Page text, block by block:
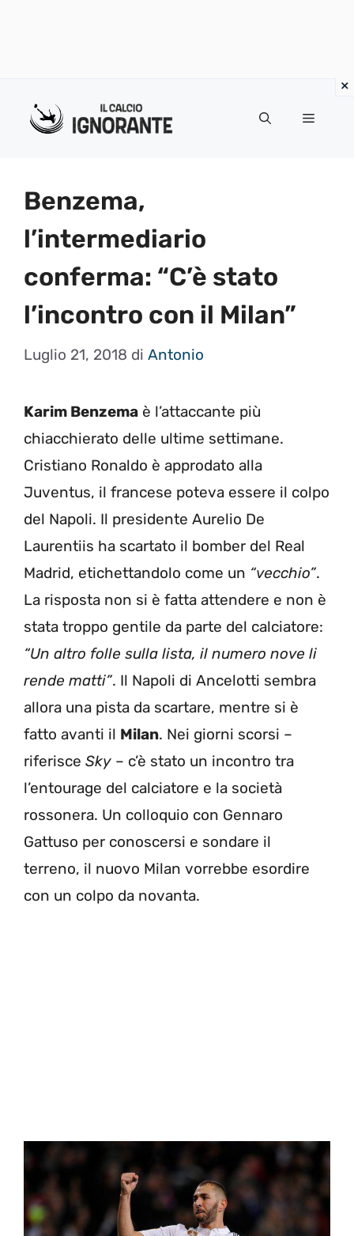
Menu
Benzema,
l’intermediario
conferma: “C’è stato
l’incontro con il Milan”
Luglio 21, 2018 di Antonio
Karim Benzema è l’attaccante più
chiacchierato delle ultime settimane.
Cristiano Ronaldo è approdato alla
Juventus, il francese poteva essere il colpo
del Napoli. Il presidente Aurelio De
Laurentiis ha scartato il bomber del Real
Madrid, etichettandolo come un “vecchio”.
La risposta non si è fatta attendere e non è
stata troppo gentile da parte del calciatore:
“Un altro folle sulla lista, il numero nove li
rende matti”. Il Napoli di Ancelotti sembra
allora una pista da scartare, mentre si è
fatto avanti il Milan. Nei giorni scorsi –
riferisce Sky – c’è stato un incontro tra
l’entourage del calciatore e la società
rossonera. Un colloquio con Gennaro
Gattuso per conoscersi e sondare il
terreno, il nuovo Milan vorrebbe esordire
con un colpo da novanta.